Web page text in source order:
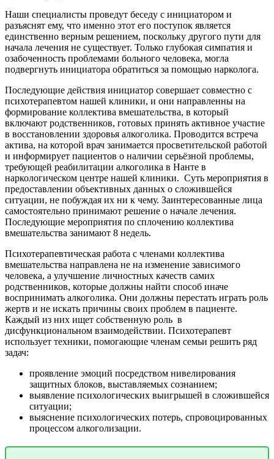
Наши специалисты проведут беседу с инициатором и
разъяснят ему, что именно этот его поступок является
единственно верным решением, поскольку другого пути для
начала лечения не существует. Только глубокая симпатия и
озабоченность проблемами больного человека, могла
подвергнуть инициатора обратиться за помощью нарколога.
Последующие действия инициатор совершает совместно с
психотерапевтом нашей клиники, и они направленны на
формирование коллектива вмешательства, в который
включают родственников, готовых принять активное участие
в восстановлении здоровья алкоголика. Проводится встреча
актива, на которой врач занимается просветительской работой
и информирует пациентов о наличии серьёзной проблемы,
требующей реабилитации алкоголика в Нанте в
наркологическом центре нашей клиники. Суть мероприятия в
предоставлении объективных данных о сложившейся
ситуации, не побуждая их ни к чему. Заинтересованные лица
самостоятельно принимают решение о начале лечения.
Последующие мероприятия по сплочению коллектива
вмешательства занимают 8 недель.
Психотерапевтическая работа с членами коллектива
вмешательства направлена не на изменение зависимого
человека, а улучшение личностных качеств самих
родственников, которые должны найти способ иначе
воспринимать алкоголика. Они должны перестать играть роль
жертв и не искать причины своих проблем в пациенте.
Каждый из них ищет собственную роль в
дисфункциональном взаимодействии. Психотерапевт
использует техники, помогающие членам семьи решить ряд
задач:
проявление эмоций посредством нивелирования
защитных блоков, выставляемых сознанием;
выявление психологических выигрышей в сложившейся
ситуации;
выяснение психологических потерь, спровоцированных
процессом алкоголизации.